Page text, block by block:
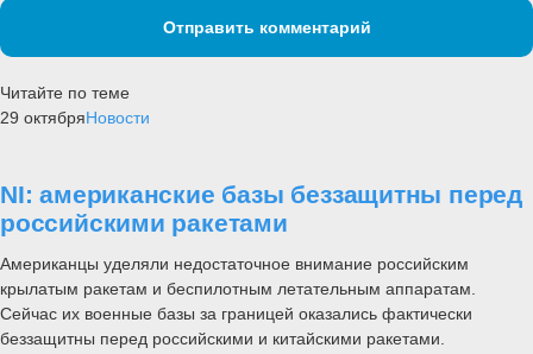
Отправить комментарий
Читайте по теме
29 октябряНовости
NI: американские базы беззащитны перед
российскими ракетами
Американцы уделяли недостаточное внимание российским
крылатым ракетам и беспилотным летательным аппаратам.
Сейчас их военные базы за границей оказались фактически
беззащитны перед российскими и китайскими ракетами.